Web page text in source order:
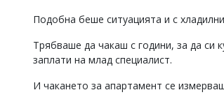
office@flagman.bg
Подобна беше ситуацията и с
Трябваше да чакаш с години, за да си
заплати на млад специалист.
И чакането за апартамент се